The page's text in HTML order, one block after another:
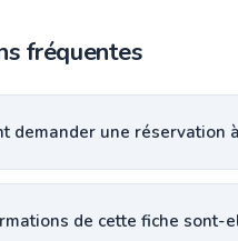
fréquentes
demander une réservation
de cette fiche sont-